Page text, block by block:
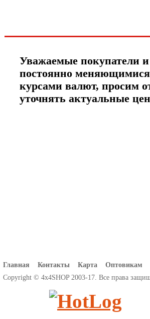
Уважаемые покупатели
постоянно
курсами валют, просим
уточнять актуальные
Главная Контакты Карта Оптовикам
Copyright © 4x4SHOP 2003-17. Все права